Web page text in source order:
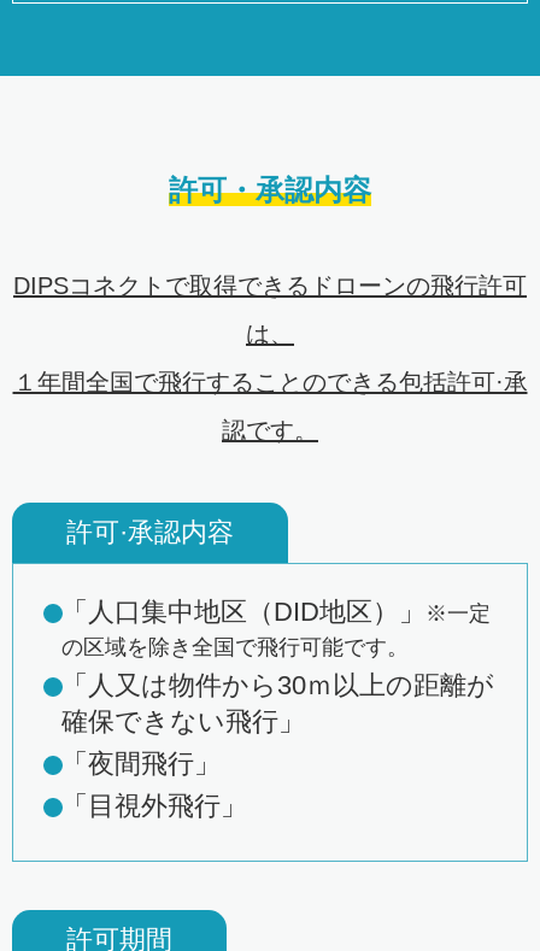
許可・承認内容
DIPSコネクトで取得できるドローンの飛行許可
は、
１年間全国で飛行することのできる包括許可·承
認です。
許可·承認内容
「人口集中地区（DID地区）」
※一定
の区域を除き全国で飛行可能です。
「人又は物件から30ｍ以上の距離が
確保できない飛行」
「夜間飛行」
「目視外飛行」
許可期間